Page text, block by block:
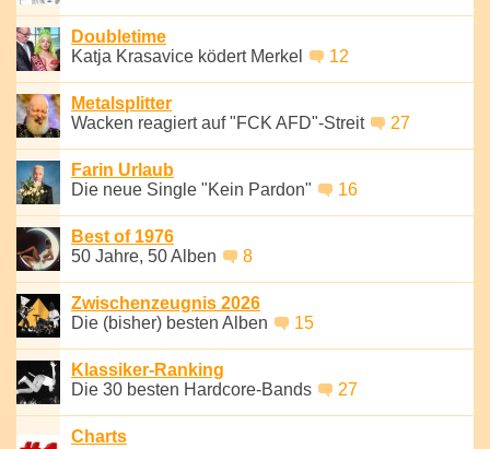
Doubletime
Katja Krasavice ködert Merkel
12
Metalsplitter
Wacken reagiert auf "FCK AFD"-Streit
27
Farin Urlaub
Die neue Single "Kein Pardon"
16
Best of 1976
50 Jahre, 50 Alben
8
Zwischenzeugnis 2026
Die (bisher) besten Alben
15
Klassiker-Ranking
Die 30 besten Hardcore-Bands
27
Charts